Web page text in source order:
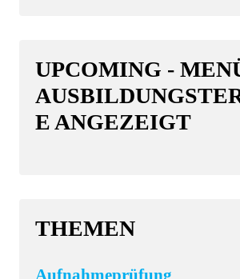
UPCOMING -
E ANGEZEIGT
THEMEN
Aufnahmeprüfung